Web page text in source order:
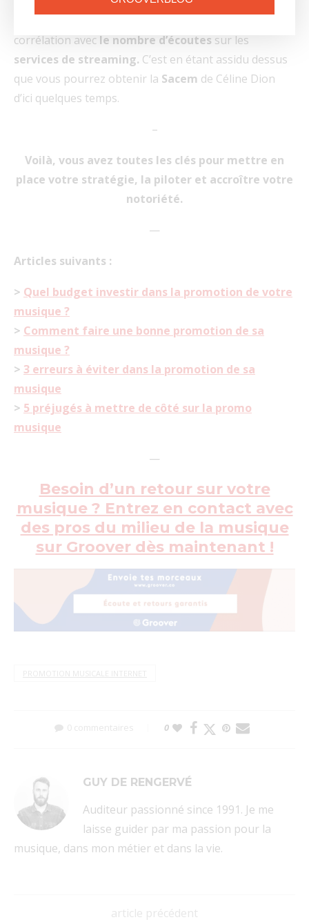
corrélation avec le nombre d’écoutes sur les
services de streaming. C’est en étant assidu dessus
que vous pourrez obtenir la Sacem de Céline Dion
d’ici quelques temps.
–
Voilà, vous avez toutes les clés pour mettre en
place votre stratégie, la piloter et accroître votre
notoriété.
—
Articles suivants :
> Quel budget investir dans la promotion de votre
musique ?
> Comment faire une bonne promotion de sa
musique ?
> 3 erreurs à éviter dans la promotion de sa
musique
> 5 préjugés à mettre de côté sur la promo
musique
—
Besoin d’un retour sur votre
musique ? Entrez en contact avec
des pros du milieu de la musique
sur Groover dès maintenant !
PROMOTION MUSICALE INTERNET
0 commentaires 0
GUY DE RENGERVÉ
Auditeur passionné since 1991. Je me
laisse guider par ma passion pour la
musique, dans mon métier et dans la vie.
article précédent